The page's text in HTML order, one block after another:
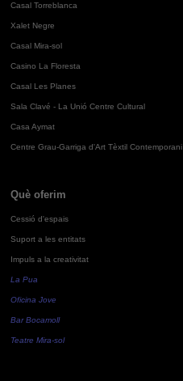
Casal Torreblanca
Xalet Negre
Casal Mira-sol
Casino La Floresta
Casal Les Planes
Sala Clavé - La Unió Centre Cultural
Casa Aymat
Centre Grau-Garriga d'Art Tèxtil Contemporani
Què oferim
Cessió d'espais
Suport a les entitats
Impuls a la creativitat
La Pua
Oficina Jove
Bar Bocamoll
Teatre Mira-sol